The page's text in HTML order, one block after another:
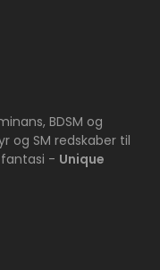
BDSM og
og SM redskaber til
fantasi - Unique